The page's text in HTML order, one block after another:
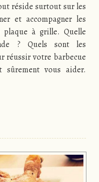
réside surtout sur les
et accompagner les
à grille. Quelle
? Quels sont les
réussir votre barbecue
sûrement vous aider.